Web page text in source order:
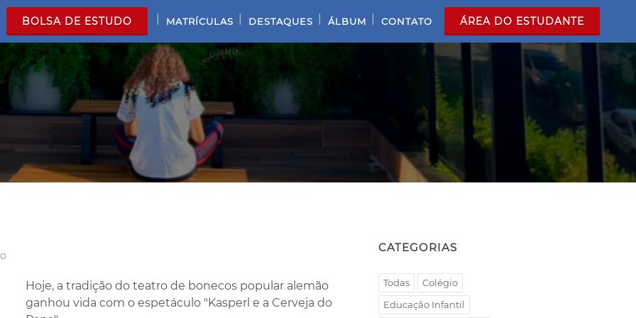
BOLSA DE ESTUDO MATRÍCULAS DESTAQUES ÁLBUM CONTATO ÁREA DO ESTUDANTE
Hoje, a tradição do teatro de bonecos popular alemão
ganhou vida com o espetáculo "Kasperl e a Cerveja do
CATEGORIAS
Todas
Colégio
Educação Infantil